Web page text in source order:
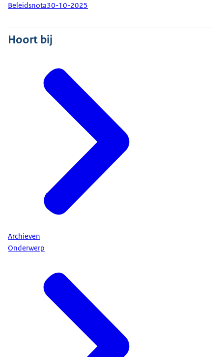
Beleidsnota30-10-2025
Hoort bij
Archieven
Onderwerp